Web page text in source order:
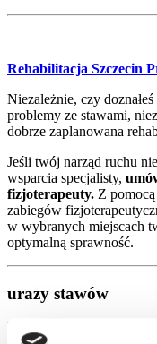
Rehabilitacja Szczecin
Niezależnie, czy
problemy ze stawami,
dobrze zaplanowana
Jeśli twój narząd ruchu
wsparcia specjalisty,
fizjoterapeuty. Z
zabiegów
w wybranych miejscach
optymalną sprawność.
urazy stawów
Uraz kolana, barku, czy